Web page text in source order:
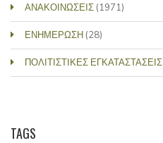
ΑΝΑΚΟΙΝΩΣΕΙΣ (1971)
ΕΝΗΜΕΡΩΣΗ (28)
ΠΟΛΙΤΙΣΤΙΚΕΣ ΕΓΚΑΤΑΣΤΑΣΕΙΣ
TAGS